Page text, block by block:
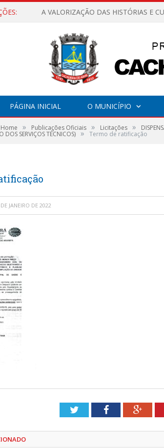
A VALORIZAÇÃO DAS HISTÓRIAS E
PÁGINA INICIAL O MUNICÍPIO
Home » Publicações Oficiais » Licitações »
DOS SERVIÇOS TÉCNICOS) » Termo de ratificação
JANEIRO DE 2022
TwitterFacebook